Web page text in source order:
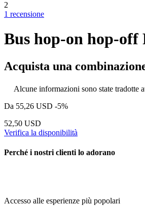
2
1 recensione
Bus hop-on hop-
Acquista una
Alcune informazioni sono state tradotte
Da 55,26 USD -5%
52,50 USD
Verifica la disponibilità
Perché i nostri clienti lo adorano
Accesso alle esperienze più popolari